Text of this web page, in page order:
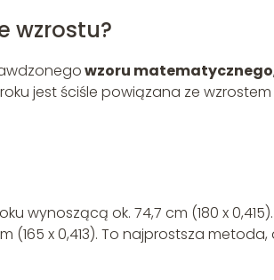
wzrostu?
wzoru matematycznego,
jest ściśle powiązana ze wzrostem
wynoszącą ok. 74,7 cm (180 x
(165 x 0,413). To najprostsza